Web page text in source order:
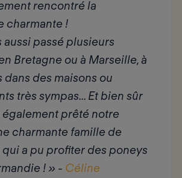
rencontré la
charmante !
aussi passé plusieurs
Bretagne ou à Marseille, à
dans des maisons ou
très sympas... Et bien sûr
également prêté notre
charmante famille de
a pu profiter des poneys
! » - Céline